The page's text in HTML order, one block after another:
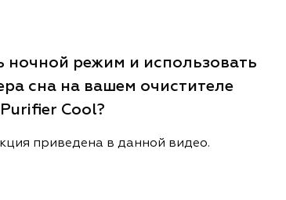
ночной режим и использовать
сна на вашем очистителе
Cool?
приведена в данной видео.